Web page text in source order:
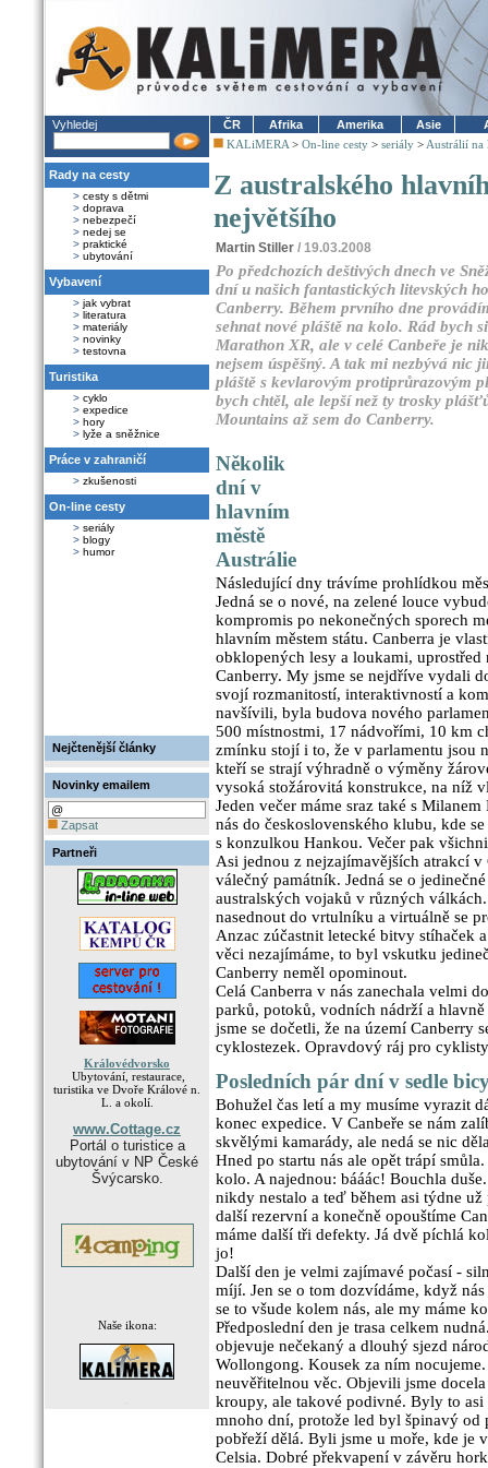
Vyhledej
Rady na cesty
> cesty s dětmi
> doprava
> nebezpečí
> nedej se
> praktické
> ubytování
Vybavení
> jak vybrat
> literatura
> materiály
> novinky
> testovna
Turistika
> cyklo
> expedice
> hory
> lyže a sněžnice
Práce v zahraničí
> zkušenosti
On-line cesty
> seriály
> blogy
> humor
Nejčtenější články
Novinky emailem
Zapsat
Partneři
Královédvorsko
Ubytování, restaurace,
turistika ve Dvoře Králové n.
L. a okolí.
www.Cottage.cz
Portál o turistice a
ubytování v NP České
Švýcarsko.
Naše ikona:
ČR Afrika Amerika Asie
KALiMERA > On-line cesty > seriály > Austrálií na
Z australského
největšího
Martin Stiller / 19.03.2008
Po předchozích deštivých dnech ve
dní u našich fantastických litevských
Canberry. Během prvního dne
sehnat nové pláště na kolo. Rád bych
Marathon XR, ale v celé Canbeře je
nejsem úspěšný. A tak mi nezbývá nic
pláště s kevlarovým protiprůrazovým
bych chtěl, ale lepší než ty trosky
Mountains až sem do Canberry.
Několik
dní v
hlavním
městě
Austrálie
Následující dny trávíme prohlídkou
Jedná se o nové, na zelené louce
kompromis po nekonečných sporech
hlavním městem státu. Canberra je
obklopených lesy a loukami, uprostřed
Canberry. My jsme se nejdříve vydali
svojí rozmanitostí, interaktivností a
navšívili, byla budova nového
500 místnostmi, 17 nádvořími, 10 km
zmínku stojí i to, že v parlamentu jsou
kteří se strají výhradně o výměny
vysoká stožárovitá konstrukce, na níž
Jeden večer máme sraz také s
nás do československého klubu, kde
s konzulkou Hankou. Večer pak
Asi jednou z nejzajímavějších atrakcí v
válečný památník. Jedná se o
australských vojaků v různých
nasednout do vrtulníku a virtuálně se
Anzac zúčastnit letecké bitvy stíhaček
věci nezajímáme, to byl vskutku
Canberry neměl opominout.
Celá Canberra v nás zanechala velmi
parků, potoků, vodních nádrží a
jsme se dočetli, že na území Canberry
cyklostezek. Opravdový ráj pro
Posledních pár dní v sedle
Bohužel čas letí a my musíme vyrazit
konec expedice. V Canbeře se nám
skvělými kamarády, ale nedá se nic
Hned po startu nás ale opět trápí
kolo. A najednou: bááác! Bouchla
nikdy nestalo a teď během asi týdne
další rezervní a konečně opouštíme
máme další tři defekty. Já dvě píchlá
jo!
Další den je velmi zajímavé počasí -
míjí. Jen se o tom dozvídáme, když
se to všude kolem nás, ale my máme
Předposlední den je trasa celkem
objevuje nečekaný a dlouhý sjezd
Wollongong. Kousek za ním
neuvěřitelnou věc. Objevili jsme
kroupy, ale takové podivné. Byly to
mnoho dní, protože led byl špinavý od
pobřeží dělá. Byli jsme u moře, kde je
Celsia. Dobré překvapení v závěru